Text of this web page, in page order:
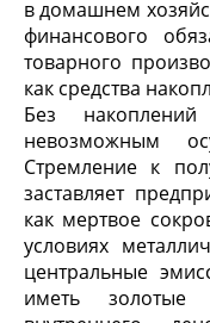
в домашнем
финансового
товарного
как средства
Без
невозможным
Стремление к
заставляет
как мертвое
условиях
центральные
иметь